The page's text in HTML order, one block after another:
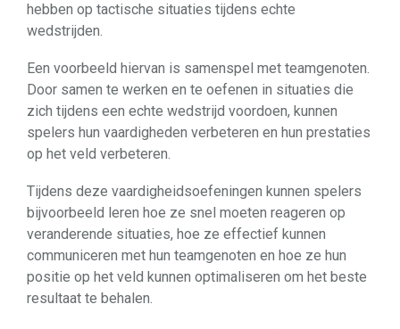
hebben op tactische situaties tijdens echte
wedstrijden.
Een voorbeeld hiervan is samenspel met teamgenoten.
Door samen te werken en te oefenen in situaties die
zich tijdens een echte wedstrijd voordoen, kunnen
spelers hun vaardigheden verbeteren en hun prestaties
op het veld verbeteren.
Tijdens deze vaardigheidsoefeningen kunnen spelers
bijvoorbeeld leren hoe ze snel moeten reageren op
veranderende situaties, hoe ze effectief kunnen
communiceren met hun teamgenoten en hoe ze hun
positie op het veld kunnen optimaliseren om het beste
resultaat te behalen.